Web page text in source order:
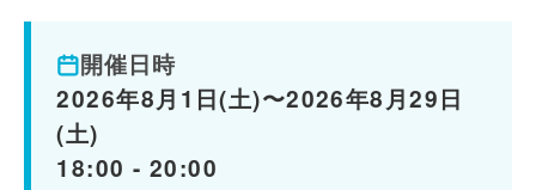
開催日時
2026年8月1日(土)〜2026年8月29日
(土)
18:00 - 20:00